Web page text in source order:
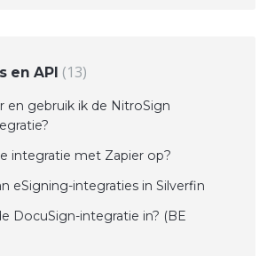
en API 13
en gebruik ik de NitroSign
integratie met Zapier op?
eSigning-integraties in Silverfin
DocuSign-integratie in? (BE